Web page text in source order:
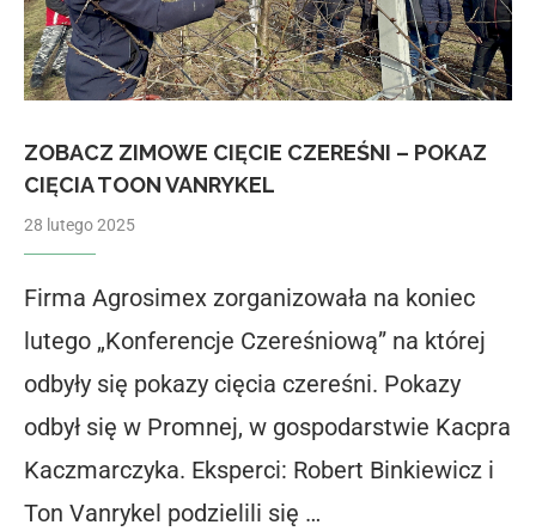
ZOBACZ ZIMOWE CIĘCIE CZEREŚNI – POKAZ
CIĘCIA TOON VANRYKEL
28 lutego 2025
Firma Agrosimex zorganizowała na koniec
lutego „Konferencje Czereśniową” na której
odbyły się pokazy cięcia czereśni. Pokazy
odbył się w Promnej, w gospodarstwie Kacpra
Kaczmarczyka. Eksperci: Robert Binkiewicz i
Ton Vanrykel podzielili się …